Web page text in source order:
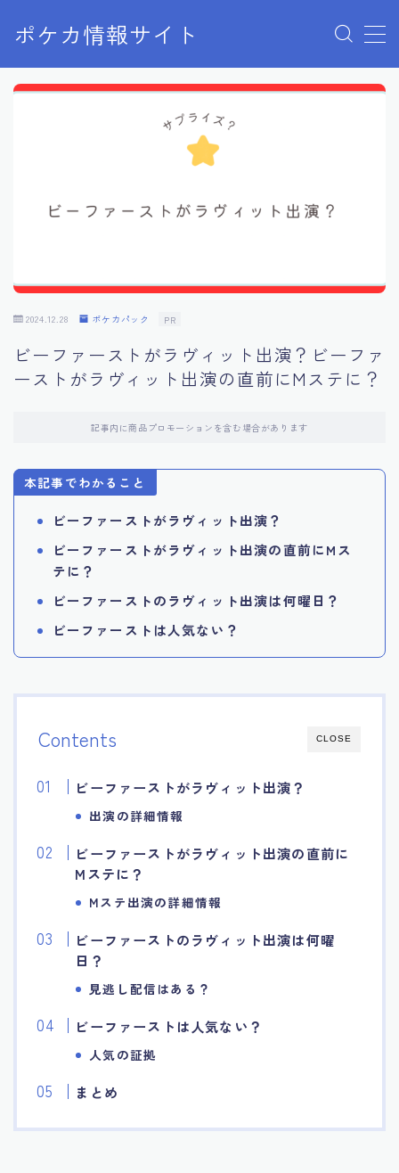
ポケカ情報サイト
MENU
Home
プライバシーポリシー
2024.12.28 ポケカパック PR
ビーファーストがラヴィット出演？ビーファ
ーストがラヴィット出演の直前にMステに？
記事内に商品プロモーションを含む場合があります
本記事でわかること
ビーファーストがラヴィット出演？
ビーファーストがラヴィット出演の直前にMス
テに？
ビーファーストのラヴィット出演は何曜日？
ビーファーストは人気ない？
CLOSE
Contents
ビーファーストがラヴィット出演？
出演の詳細情報
ビーファーストがラヴィット出演の直前に
Mステに？
Mステ出演の詳細情報
ビーファーストのラヴィット出演は何曜
日？
見逃し配信はある？
ビーファーストは人気ない？
人気の証拠
まとめ